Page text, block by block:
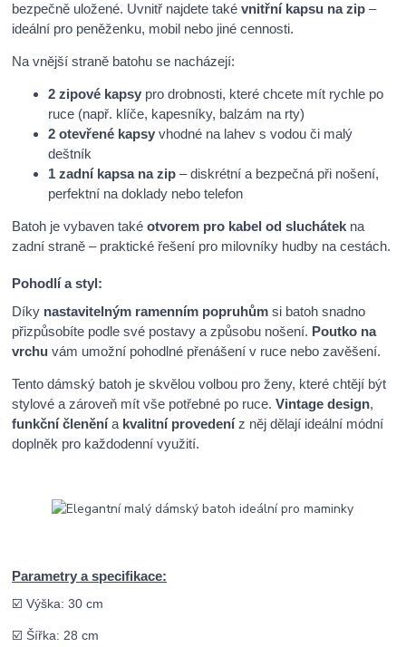
bezpečně uložené. Uvnitř najdete takévnitřní kapsu na zip –
ideální pro peněženku, mobil nebo jiné cennosti.
Na vnější straně batohu se nacházejí:
2 zipové kapsy pro drobnosti, které chcete mít rychle po
ruce (např. klíče, kapesníky, balzám na rty)
2 otevřené kapsy vhodné na lahev s vodou či malý
deštník
1 zadní kapsa na zip – diskrétní a bezpečná při nošení,
perfektní na doklady nebo telefon
Batoh je vybaven takéotvorem pro kabel od sluchátek na
zadní straně – praktické řešení pro milovníky hudby na cestách.
Pohodlí a styl:
Díky nastavitelným ramenním popruhům si batoh snadno
přizpůsobíte podle své postavy a způsobu nošení. Poutko na
vrchu vám umožní pohodlné přenášení v ruce nebo zavěšení.
Tento dámský batoh je skvělou volbou pro ženy, které chtějí být
stylové a zároveň mít vše potřebné po ruce.Vintage design,
funkční členěnía kvalitní provedeníz něj dělají ideální módní
doplněk pro každodenní využití.
Parametry a specifikace:
☑️ Výška: 30 cm
☑️ Šířka: 28 cm